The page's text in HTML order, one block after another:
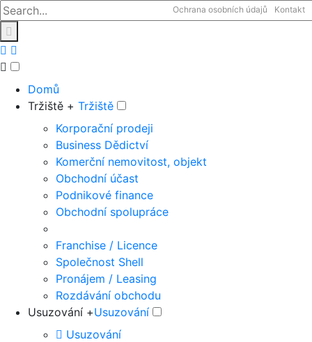
Ochrana osobních údajů Kontakt
Domů
Tržiště + Tržiště
Korporační prodeji
Business Dědictví
Komerční nemovitost, objekt
Obchodní účast
Podnikové finance
Obchodní spolupráce
Franchise / Licence
Společnost Shell
Pronájem / Leasing
Rozdávání obchodu
Usuzování +Usuzování
Usuzování